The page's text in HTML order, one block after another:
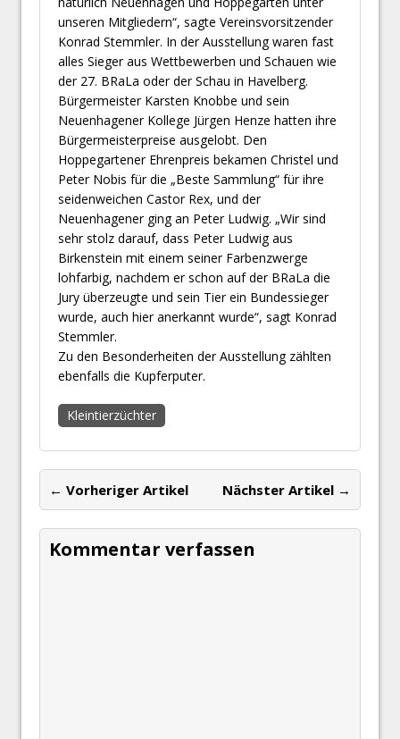
unseren Mitgliedern“, sagte Vereinsvorsitzender
Konrad Stemmler. In der Ausstellung waren fast
alles Sieger aus Wettbewerben und Schauen wie
der 27. BRaLa oder der Schau in Havelberg.
Bürgermeister Karsten Knobbe und sein
Neuenhagener Kollege Jürgen Henze hatten ihre
Bürgermeisterpreise ausgelobt. Den
Hoppegartener Ehrenpreis bekamen Christel und
Peter Nobis für die „Beste Sammlung“ für ihre
seidenweichen Castor Rex, und der
Neuenhagener ging an Peter Ludwig. „Wir sind
sehr stolz darauf, dass Peter Ludwig aus
Birkenstein mit einem seiner Farbenzwerge
lohfarbig, nachdem er schon auf der BRaLa die
Jury überzeugte und sein Tier ein Bundessieger
wurde, auch hier anerkannt wurde“, sagt Konrad
Stemmler.
Zu den Besonderheiten der Ausstellung zählten
ebenfalls die Kupferputer.
Kleintierzüchter
← Vorheriger Artikel Nächster Artikel →
Kommentar verfassen